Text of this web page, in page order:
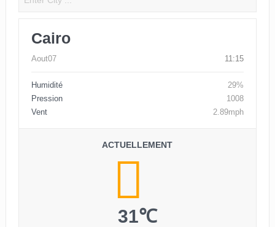
Cairo
Aout07 11:15
Humidité
29%
Pression
1008
Vent
2.89mph
ACTUELLEMENT
31℃